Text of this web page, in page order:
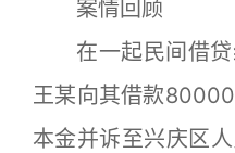
案情回顾
在一起民间借贷
王某向其借款
本金并诉至兴庆区